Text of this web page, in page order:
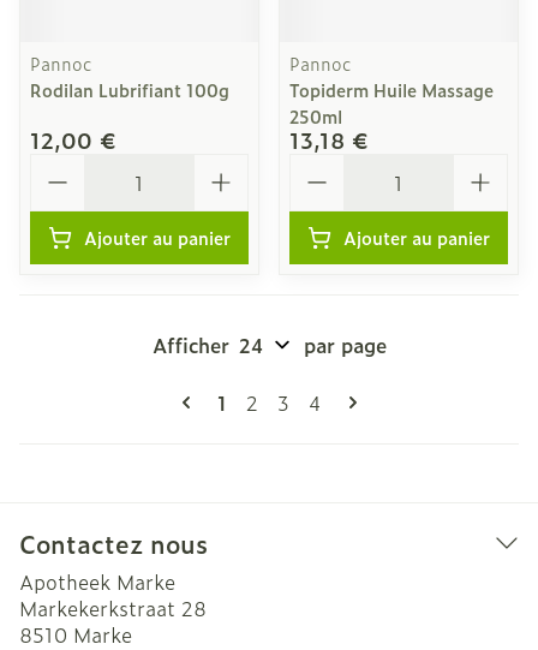
Pannoc
Rodilan Lubrifiant 100g
12,00 €
Ajouter au panier
Pannoc
Topiderm Huile Massage
250ml
13,18 €
Ajouter au panier
Pages
Vous lisez actuellement la page
1 Page
2 Page
3 Page
4
Afficher par page
Contactez nous
Apotheek Marke
Markekerkstraat 28
8510 Marke